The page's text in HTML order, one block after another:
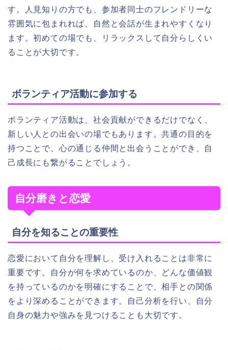
す。人見知りの方でも、参加者同士のフレンドリーな
雰囲気に包まれれば、自然と会話が生まれやすくなり
ます。初めての場でも、リラックスして自分らしくい
ることが大切です。
ボランティア活動に参加する
ボランティア活動は、社会貢献ができるだけでなく、
新しい人との出会いの場でもあります。共通の目的を
持つことで、心の通じる仲間と出会うことができ、自
己成長にも繋がることでしょう。
自分磨きと恋愛
自分を知ることの重要性
恋愛において自分を理解し、受け入れることは非常に
重要です。自分が何を求めているのか、どんな価値観
を持っているのかを明確にすることで、相手との関係
をより深めることができます。自己分析を行い、自分
自身の魅力や強みを見つけることも大切です。